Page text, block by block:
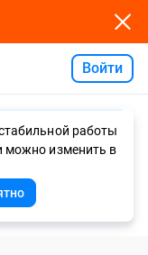
Войти
работы
можно изменить в